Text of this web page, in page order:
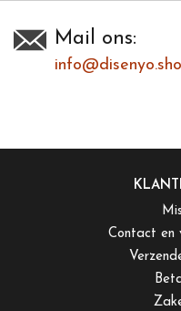
Mail ons:
Contact en